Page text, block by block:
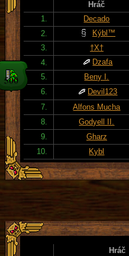
Hráč
1.
Decado
2.
Kýbl™
3.
†X†
4.
Dzafa
5.
Beny I.
6.
Devil123
7.
Alfons Mucha
8.
Godyell II.
9.
Gharz
10.
Kybl
Hráč